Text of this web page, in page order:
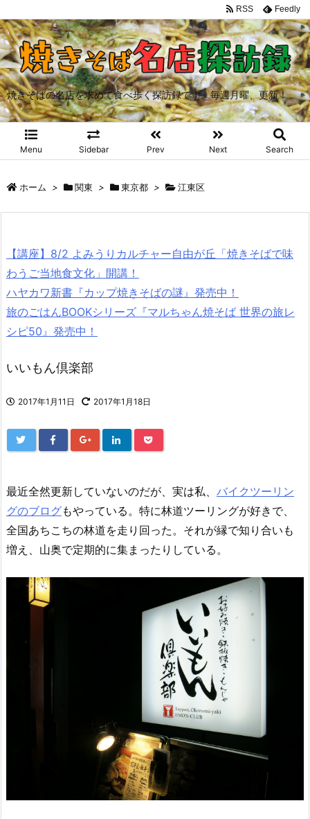
焼きそばの名店を求めて食べ歩く探訪録です。毎週月曜、更新！
Menu Sidebar Prev Next Search
RSS Feedly
ホーム > 関東 > 東京都 > 江東区
【講座】8/2 よみうりカルチャー自由が丘「焼きそばで味
わうご当地食文化」開講！
ハヤカワ新書『カップ焼きそばの謎』発売中！
旅のごはんBOOKシリーズ『マルちゃん焼そば 世界の旅レ
シピ50』発売中！
いいもん倶楽部
2017年1月11日 2017年1月18日
最近全然更新していないのだが、実は私、 バイクツーリン
グのブログもやっている。特に林道ツーリングが好きで、
全国あちこちの林道を走り回った。それが縁で知り合いも
増え、山奥で定期的に集まったりしている。